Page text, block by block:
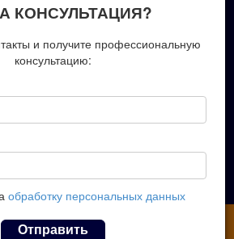
51-00
на замер
КОНСУЛЬТАЦИЯ?
и получите профессиональную
консультацию:
обработку персональных данных
Отправить